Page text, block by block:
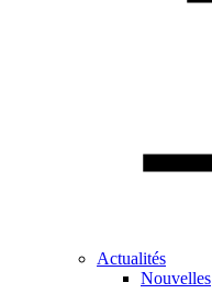
Actualités
Nouvelles